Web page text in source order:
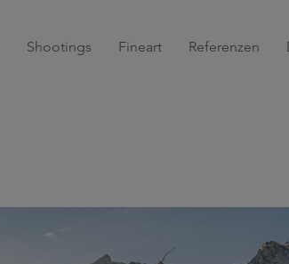
Shootings Fineart Referenzen